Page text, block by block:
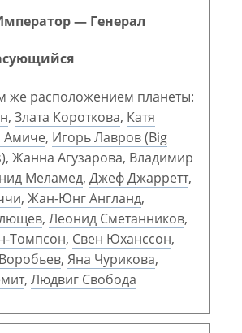
— Генерал
же расположением планеты:
, Злата Короткова, Катя
Амиче, Игорь Лавров (Big
, Жанна Агузарова, Владимир
Меламед, Джеф Джарретт,
, Жан-Юнг Англанд,
, Леонид Сметанников,
Томпсон, Свен Юханссон,
, Яна Чурикова,
, Людвиг Свобода